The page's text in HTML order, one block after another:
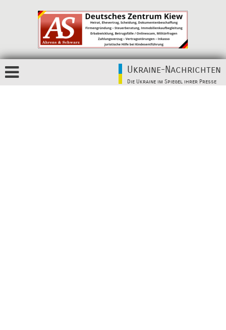
Ukraine-Nachrichten
Die Ukraine im Spiegel ihrer Presse